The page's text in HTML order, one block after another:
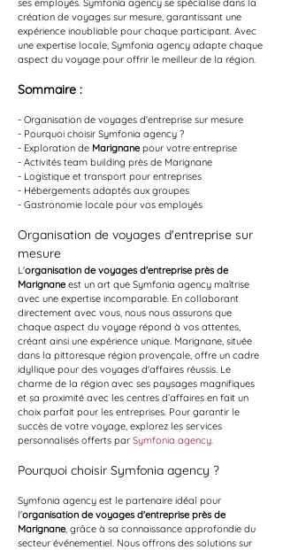
ses employés. Symfonia agency se spécialise dans la
création de voyages sur mesure, garantissant une
expérience inoubliable pour chaque participant. Avec
une expertise locale, Symfonia agency adapte chaque
aspect du voyage pour offrir le meilleur de la région.
Sommaire :
- Organisation de voyages d'entreprise sur mesure
- Pourquoi choisir Symfonia agency ?
- Exploration de Marignane pour votre entreprise
- Activités team building près de Marignane
- Logistique et transport pour entreprises
- Hébergements adaptés aux groupes
- Gastronomie locale pour vos employés
Organisation de voyages d'entreprise sur
mesure
L'organisation de voyages d'entreprise près de
Marignane est un art que Symfonia agency maîtrise
avec une expertise incomparable. En collaborant
directement avec vous, nous nous assurons que
chaque aspect du voyage répond à vos attentes,
créant ainsi une expérience unique. Marignane, située
dans la pittoresque région provençale, offre un cadre
idyllique pour des voyages d'affaires réussis. Le
charme de la région avec ses paysages magnifiques
et sa proximité avec les centres d’affaires en fait un
choix parfait pour les entreprises. Pour garantir le
succès de votre voyage, explorez les services
personnalisés offerts par Symfonia agency.
Pourquoi choisir Symfonia agency ?
Symfonia agency est le partenaire idéal pour
l'organisation de voyages d'entreprise près de
Marignane, grâce à sa connaissance approfondie du
secteur événementiel. Nous offrons des solutions sur